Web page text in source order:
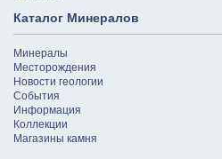
Каталог Минералов
Минералы
Месторождения
Новости геологии
События
Информация
Коллекции
Магазины камня